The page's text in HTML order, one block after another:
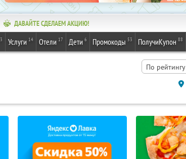
ДАВАЙТЕ СДЕЛАЕМ АКЦИЮ!
Услуги 14 Отели 17 Дети 6 Промокоды 53 ПолучиКупон 88
По рейтингу